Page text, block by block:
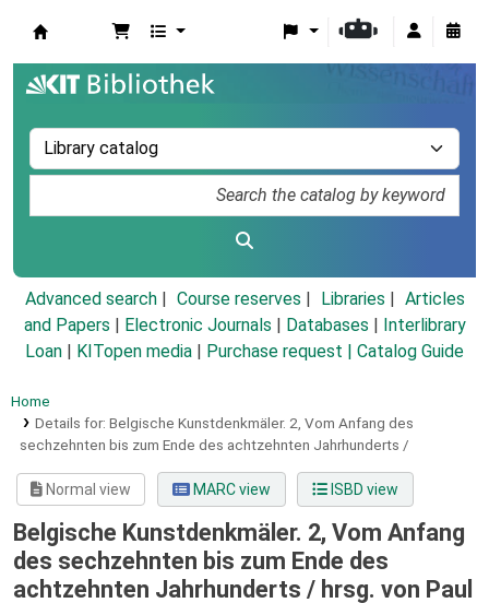
Advanced search Course reserves Libraries
Articles
and Papers
Electronic Journals Databases
Interlibrary
Loan
KITopen media Purchase request | Catalog Guide
Home
Details for: Belgische Kunstdenkmäler. 2, Vom Anfang des
sechzehnten bis zum Ende des achtzehnten Jahrhunderts /
Normal view MARC view ISBD view
Belgische Kunstdenkmäler. 2, Vom Anfang
des sechzehnten bis zum Ende des
achtzehnten Jahrhunderts / hrsg. von Paul